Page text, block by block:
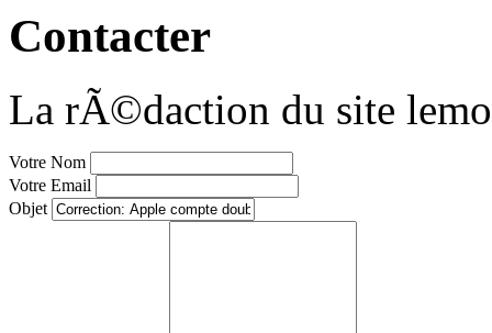
Contacter
La rÃ©daction du site
Votre Nom
Votre Email
Objet